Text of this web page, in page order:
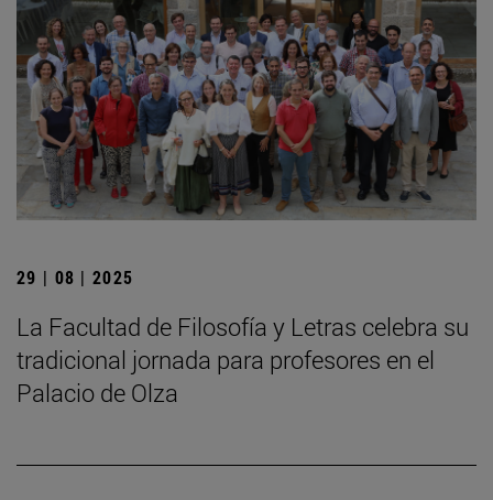
29 | 08 | 2025
La Facultad de Filosofía y Letras celebra su
tradicional jornada para profesores en el
Palacio de Olza